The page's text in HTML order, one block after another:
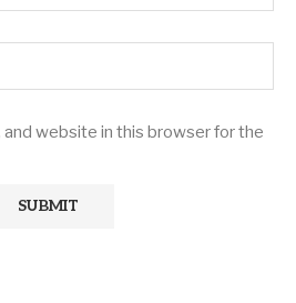
and website in this browser for the